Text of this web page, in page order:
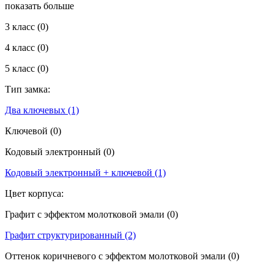
показать больше
3 класс (0)
4 класс (0)
5 класс (0)
Тип замка:
Два ключевых (1)
Ключевой (0)
Кодовый электронный (0)
Кодовый электронный + ключевой (1)
Цвет корпуса:
Графит с эффектом молотковой эмали (0)
Графит структурированный (2)
Оттенок коричневого с эффектом молотковой эмали (0)